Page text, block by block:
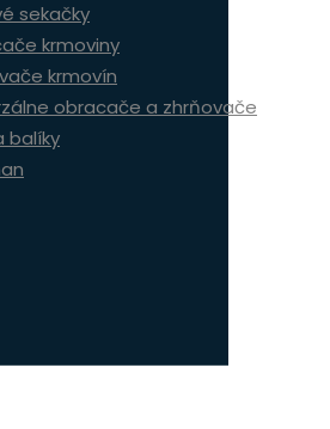
sekačky
krmoviny
krmovín
obracače a zhrňovače
balíky